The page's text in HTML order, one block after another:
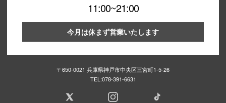
11:00~21:00
今月は休まず営業いたします
〒650-0021 兵庫県神戸市中央区三宮町1-5-26
TEL:078-391-6631